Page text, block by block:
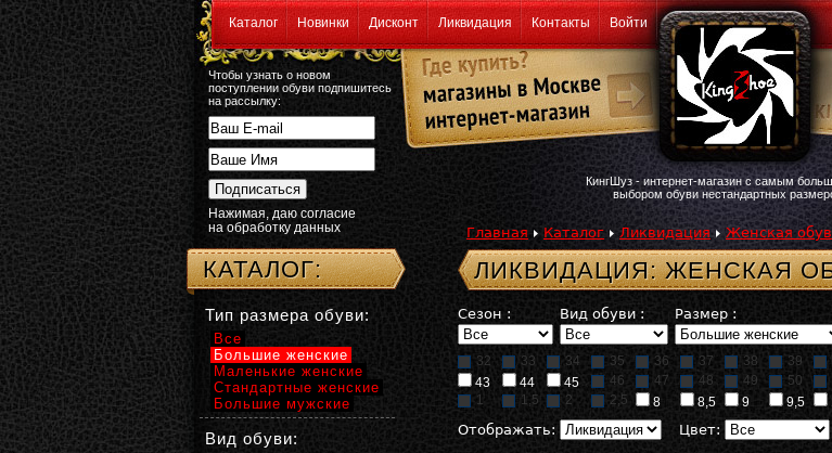
Каталог Новинки Дисконт Ликвидация Контакты Войти
Чтобы узнать о новом
поступлении обуви подпишитесь
на рассылку:
Нажимая, даю согласие
на обработку данных
КингШуз - интернет-магазин с самым
выбором обуви нестандартных
Главная Каталог Ликвидация Женская
ЛИКВИДАЦИЯ: ЖЕНСКАЯ
Сезон : Вид обуви : Размер :
32 33 34 35 36 37 38 39
43
44 45 46 47 48 49 50
1
1,5 2 2,5 8 8,5 9 9,5
Отображать: Цвет:
КАТАЛОГ:
Тип размера обуви:
Все
Большие женские
Маленькие женские
Стандартные женские
Большие мужские
Вид обуви: